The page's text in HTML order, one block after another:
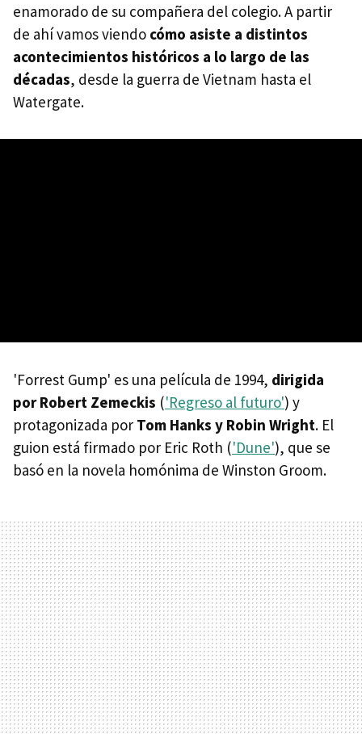
enamorado de su compañera del colegio. A partir
de ahí vamos viendo cómo asiste a distintos
acontecimientos históricos a lo largo de las
décadas, desde la guerra de Vietnam hasta el
Watergate.
'Forrest Gump' es una película de 1994, dirigida
por Robert Zemeckis ('Regreso al futuro') y
protagonizada por Tom Hanks y Robin Wright. El
guion está firmado por Eric Roth ('Dune'), que se
basó en la novela homónima de Winston Groom.